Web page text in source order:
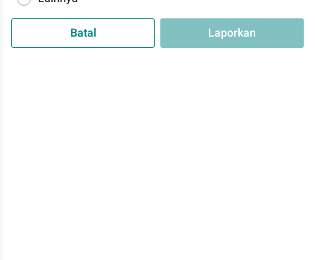
Batal Laporkan